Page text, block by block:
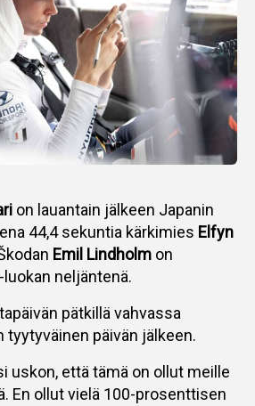
on lauantain jälkeen Japanin
44,4 sekuntia kärkimies Elfyn
Emil Lindholm on
neljäntenä.
pätkillä vahvassa
tyytyväinen päivän jälkeen.
uskon, että tämä on ollut meille
En ollut vielä 100-prosenttisen